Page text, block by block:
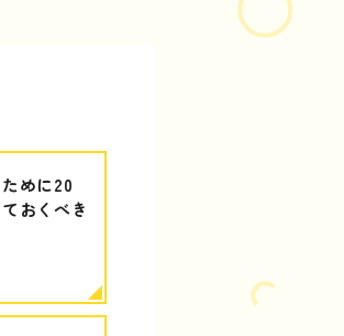
めに20
おくべき